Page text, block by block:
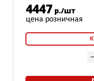
4447 р./шт